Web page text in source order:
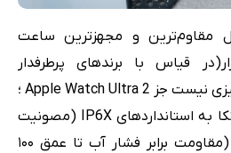
مقاوم‌ترین و مجهزترین ساعت
قیاس با برندهای پر‌طرفدار
سامسونگ و شیائومی) چیزی نیست جز Apple Watch Ultra 2 ؛
ساعت هوشمندی که با اتکا به استانداردهای IP6X (مصونیت
برابر نفوذ غبار)، WR100 (مقاومت برابر فشار آب تا عمق ۱۰۰